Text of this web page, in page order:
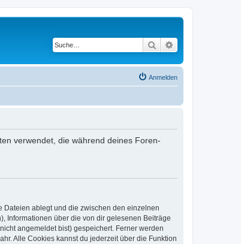
Suche
Anmelden
verwendet, die während deines Foren-
Dateien ablegt und die zwischen den einzelnen
Informationen über die von dir gelesenen Beiträge
angemeldet bist) gespeichert. Ferner werden
Alle Cookies kannst du jederzeit über die Funktion